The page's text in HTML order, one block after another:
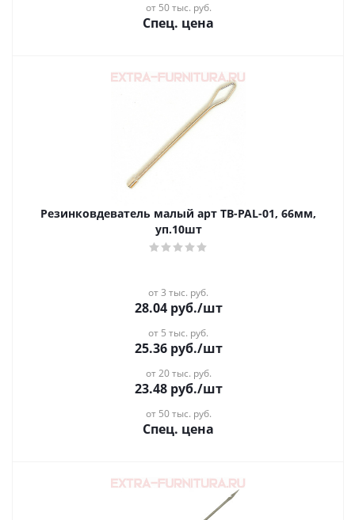
от 50 тыс. руб.
Спец. цена
Резинковдеватель малый арт ТВ-РАL-01, 66мм,
уп.10шт
от 3 тыс. руб.
28.04руб./шт
от 5 тыс. руб.
25.36руб./шт
от 20 тыс. руб.
23.48руб./шт
от 50 тыс. руб.
Спец. цена